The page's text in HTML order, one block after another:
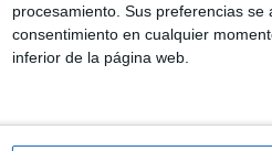
procesamiento. Sus preferencias
consentimiento en cualquier
inferior de la página web.